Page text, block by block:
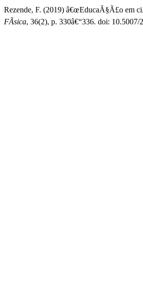
Rezende, F. (2019) â€œEducaÃ§Ã£o em
FÃ­sica, 36(2), p. 330â€“336. doi: